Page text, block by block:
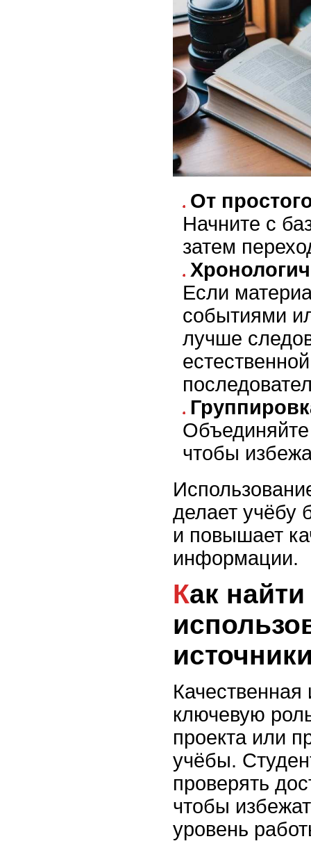
От
Начните с
затем
Если
событиями
лучше
естественной
чтобы
делает учёбу
и повышает
информации.
Как найти и
ключевую
проекта или
учёбы.
проверять
чтобы
уровень